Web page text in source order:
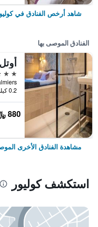
شاهد أرخص الفنادق في
الفنادق الموصى بها
4 نجوم
0.2 كيلومتر عن وسط المدينة
880 ﷼
مشاهدة الفنادق الأخرى
استكشف كوليور